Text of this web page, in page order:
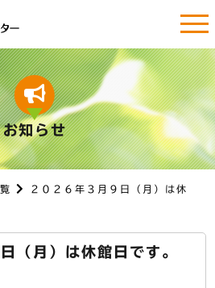
お知らせ
２０２６年３月９日（月）は休
（月）は休館日です。